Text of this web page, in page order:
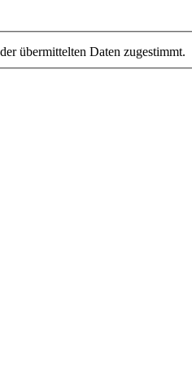
übermittelten Daten zugestimmt.